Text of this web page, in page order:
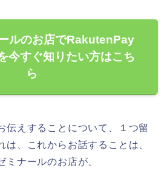
ルのお店でRakutenPay
今すぐ知りたい方はこち
ら
伝えすることについて、１つ留
は、これからお話することは、
ミナールのお店が、